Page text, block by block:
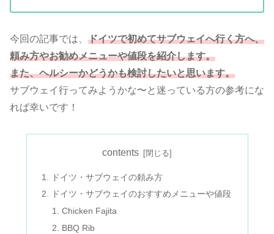
今回の記事では、 ドイツで初めてサブウェイへ行く方へ、
頼み方やお勧めメニューや値段を紹介します。
また、ヘルシーかどうかも検討したいと思います。
サブウェイ行ってみようかな〜と迷っている方の参考にな
れば幸いです！
contents
ドイツ・サブウェイの頼み方
ドイツ・サブウェイのおすすめメニューや値段
Chicken Fajita
BBQ Rib